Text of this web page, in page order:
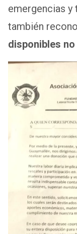
emergencias y
también
disponibles